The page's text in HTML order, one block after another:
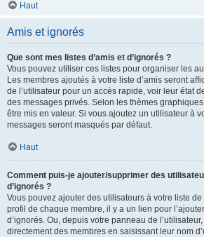
Haut
Amis et ignorés
Que sont mes listes d’amis et d’ignorés ?
Vous pouvez utiliser ces listes pour organiser les
Les membres ajoutés à votre liste d’amis seront
de l’utilisateur pour un accès rapide, voir leur état
des messages privés. Selon les thèmes
être mis en valeur. Si vous ajoutez un utilisateur à
messages seront masqués par défaut.
Haut
Comment puis-je ajouter/supprimer des
d’ignorés ?
Vous pouvez ajouter des utilisateurs à votre liste
profil de chaque membre, il y a un lien pour
d’ignorés. Ou, depuis votre panneau de
directement des membres en saisissant leur nom